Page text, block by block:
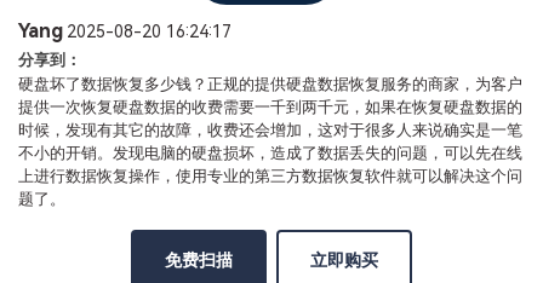
Yang 2025-08-20 16:24:17
分享到：
硬盘坏了数据恢复多少钱？正规的提供硬盘数据恢复服务的商家，为客户
提供一次恢复硬盘数据的收费需要一千到两千元，如果在恢复硬盘数据的
时候，发现有其它的故障，收费还会增加，这对于很多人来说确实是一笔
不小的开销。发现电脑的硬盘损坏，造成了数据丢失的问题，可以先在线
上进行数据恢复操作，使用专业的第三方数据恢复软件就可以解决这个问
题了。
免费扫描 立即购买